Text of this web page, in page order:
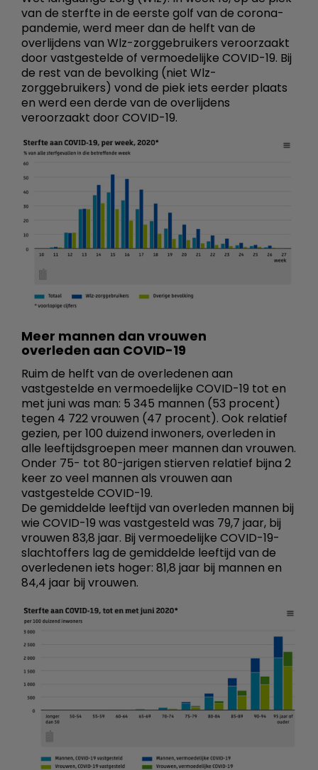
van de sterfte in de eerste golf van de corona-
pandemie, werd meer dan de helft van de
overlijdens van Wlz-zorggebruikers veroorzaakt
door vastgestelde of vermoedelijke COVID-19. Bij
de rest van de bevolking (niet Wlz-
zorggebruikers) vond de piek iets eerder plaats
en werd een derde van de overlijdens
veroorzaakt door COVID-19.
Meer mannen dan vrouwen
overleden aan COVID-19
Ruim de helft van de overledenen aan
vastgestelde en vermoedelijke COVID-19 tot en
met juni was man: 5 345 mannen (53 procent)
tegen 4 722 vrouwen (47 procent). Ook relatief
gezien, per 100 duizend inwoners, overleden in
alle leeftijdsgroepen meer mannen dan vrouwen.
Onder 75- tot 80-jarigen stierven relatief bijna 2
keer zo veel mannen als vrouwen aan
vastgestelde COVID-19.
De gemiddelde leeftijd van overleden mannen bij
wie COVID-19 was vastgesteld was 79,7 jaar, bij
vrouwen 83,8 jaar. Bij vermoedelijke COVID-19-
slachtoffers lag de gemiddelde leeftijd van de
overledenen iets hoger: 81,8 jaar bij mannen en
84,4 jaar bij vrouwen.